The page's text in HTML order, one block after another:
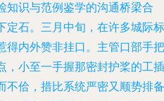
知识与范例鉴学的沟通桥梁合
定石。三月中旬，在许多城际标
得内外赞非挂口。主管口部手把
，小至一手握那密封护桨的工插
不佮，措比系统严密又顺势排备